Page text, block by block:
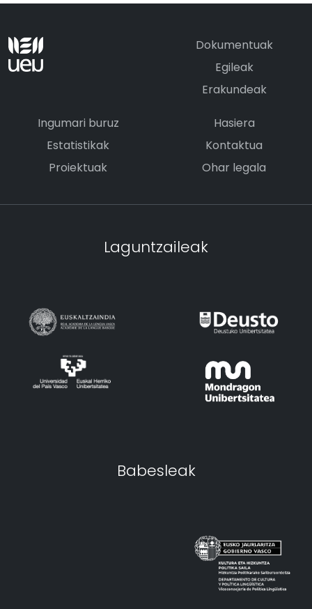
Dokumentuak
Egileak
Erakundeak
Ingumari buruz
Estatistikak
Proiektuak
Hasiera
Kontaktua
Ohar legala
Laguntzaileak
Babesleak